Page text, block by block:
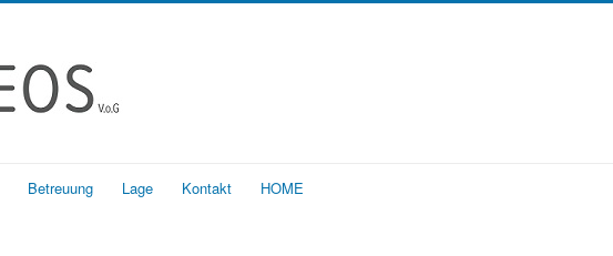
Betreuung Lage Kontakt HOME